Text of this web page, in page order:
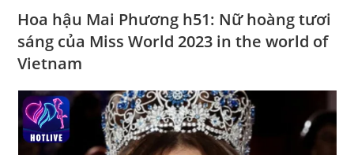
Hoa hậu Mai Phương h51: Nữ hoàng tươi
sáng của Miss World 2023 in the world of
Vietnam